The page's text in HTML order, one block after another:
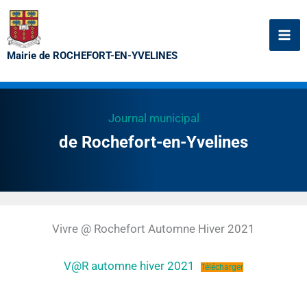
Aller
au
contenu
Mairie de ROCHEFORT-EN-YVELINES
Journal municipal
de Rochefort-en-Yvelines
Vivre @ Rochefort Automne Hiver 2021
V@R automne hiver 2021 Télécharger